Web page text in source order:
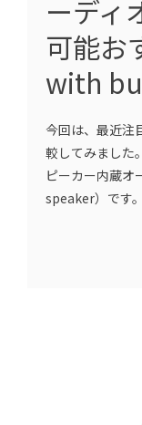
ーディ
可能お
with
今回は、最近注
較してみました
ピーカー内蔵
speaker）です